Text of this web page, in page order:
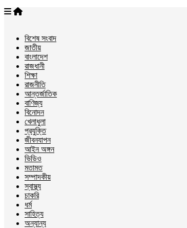
বিশেষ সংবাদ
জাতীয়
বাংলাদেশ
রাজধানী
শিক্ষা
রাজনীতি
আন্তর্জাতিক
বাণিজ্য
বিনোদন
খেলাধুলা
প্রযুক্তি
জীবনযাপন
আইন অঙ্গন
ভিডিও
মতামত
সম্পাদকীয়
স্বাস্থ্য
চাকরি
ধর্ম
সাহিত্য
অন্যান্য